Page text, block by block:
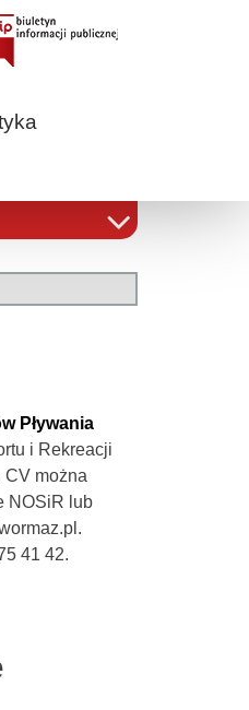
Pływania
i Rekreacji
CV można
NOSiR lub
41 42.